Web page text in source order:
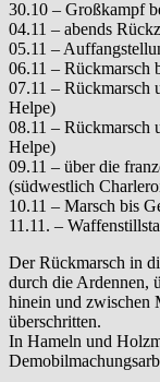
30.10 – Großkampf
04.11 – abends
05.11 –
06.11 – Rückmarsch
07.11 – Rückmarsch
Helpe)
08.11 – Rückmarsch
Helpe)
09.11 – über die
(südwestlich
10.11 – Marsch bis
11.11. –
Der Rückmarsch in
durch die Ardennen,
hinein und zwischen
überschritten.
In Hameln und